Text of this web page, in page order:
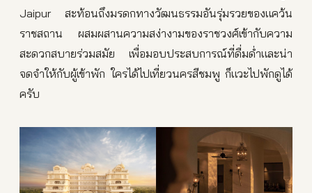
Jaipur สะท้อนถึงมรดกทางวัฒนธรรมอันรุ่มรวยของแคว้น
ราชสถาน ผสมผสานความสง่างามของราชวงศ์เข้ากับความ
สะดวกสบายร่วมสมัย เพื่อมอบประสบการณ์ที่ดื่มด่ำและน่า
จดจำให้กับผู้เข้าพัก ใครได้ไปเที่ยวนครสีชมพู ก็แวะไปพักดูได้
ครับ